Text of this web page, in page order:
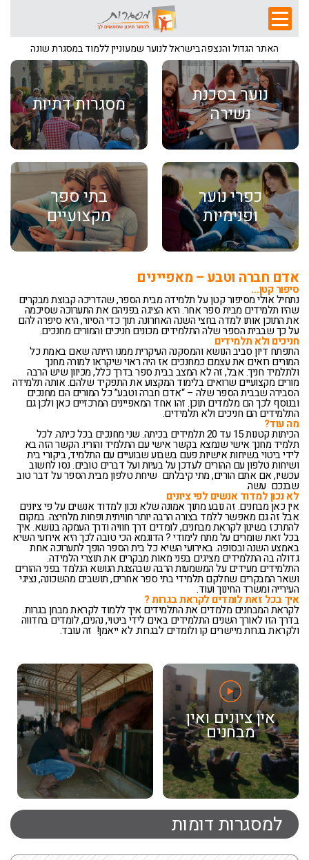
האתר הגדול והנצפה בישראל לנוער שמעוניין ללמוד במסגרת שונה
מסגרות דתיות
נוער בסכנת
נשירה
בתי ספר
מקצועיים
כפרי נוער
ופנימיות
אדם חברה וטבע – מאפיינים
סיפור קטן…
נתחיל אולי מסיפור קטן על תלמידה מבית הספר, שהדריכה קבוצת מבקרים
שהיו תלמידים מבית ספר אחר. היא הציגה בפניהם את התערוכה שסיכמה
את התוכן אותו למדה בחצי השנה האחרונה. תוך כדי הסיור, היא סיפרה להם
על כך שבבית הספר שלה התלמידים מכונים חניכים והמורים מחנכים.
חניכים ולא תלמידים
התפתח דיון סביב הנושא והמסקנה העיקרית ממנו הייתה שאם באמת כל
המורים רואים את עצמם כמחנכים אז היה ראוי שיקראו למורה מחנך
ולתלמיד חניך. אבל, זה לא המצב בבית ספר בדרך כלל, מכיוון שיש הרבה
מורים מקצועיים שרואים בלימוד המקצוע את התפקיד שלהם. אותה תלמידה
הסבירה שבבית הספר שלה – “אדם חברה וטבע” כל המורים הם מחנכים
ובנוסף לכך הם מלמדים תוכן. זהו אחד המאפיינים המרכזיים כאן ולכן גם
התלמידים הם חניכים ולא תלמידים.
מה עוד?
הכיתות קטנות 15 עד 20 תלמידים בכיתה. שני מחנכים בכל כיתה. לכל
תלמיד מחנך אישי שנמצא בקשר אישי עם התלמיד והוריו. הקשר הזה בא
לידי ביטוי בשיחות אישיות פעם בשבוע שבועיים עם התלמיד, ביקורי בית
ושיחות טלפון עם ההורים לעדכן על בעיות ועל דברים טובים. נסו לחשוב
עכשיו, אם אתם הורים, מתי קיבלתם שיחת טלפון מבית הספר על דבר טוב
שבנכם עשה.
לא נכון למדוד אנשים לפי ציונים
אין כאן מבחנים. זה נובע מתוך אמונה שלא נכון למדוד אנשים על פי ציונים
אבל זה גם מאפשר ללמד בצורה הרבה יותר חוויתית ופחות מלחיצה. במקום
להתרכז בשינון לקראת מבחנים, לומדים דרך חוויה ודרך העמקה בנושא. איך
בכל זאת שומרים על מתח לימודי ? הדוגמא הכי טובה לכך היא אירועי השיא
באמצע השנה ובסופה. באירועי השיא כל בית הספר הופך לתערוכה אחת
גדולה בה התלמידים מציגים בפני מאות מבקרים את תוצרי הלמידה.
התלמידים מעידים על המשמעות הרבה שבהצגת הנושא הנלמד בפני ההורים
ושאר המבקרים שחלקם תלמידי בתי ספר אחרים, תושבים מהשכונה, נציגי
העירייה ומשרד החינוך ועוד.
איך בכל זאת לומדים לקראת בגרות ?
לקראת המבחנים מלמדים את התלמידים איך ללמוד לקראת מבחן בגרות.
בדרך הזו לאורך השנים התלמידים באים לידי ביטוי, נהנים, לומדים בחדווה
ולקראת בגרות מיישרים קו ולומדים לבגרות. לא ייאמן! זה עובד.
אין ציונים ואין
מבחנים
למסגרות דומות